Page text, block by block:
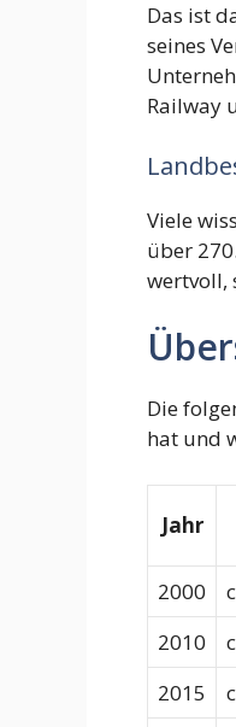
Das ist
seines
Railway
Viele
über
wertvoll,
Die
hat und
Jahr
2000
2010
2015